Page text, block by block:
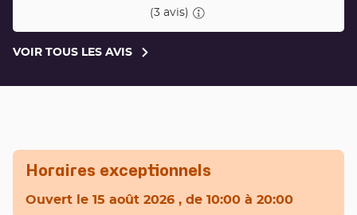
(3 avis)
VOIR TOUS LES AVIS
VOIR
Horaires exceptionnels
Ouvert le 15 août 2026 , de 10:00 à 20:00